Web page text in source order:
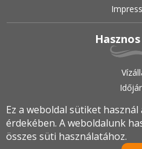
2019.•© halfanatik.hu•
Ez a weboldal sütiket
érdekében. A weboldalunk
összes süti használatához.